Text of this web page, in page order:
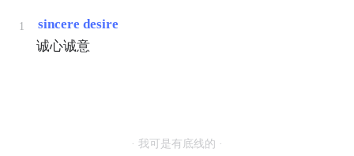
1
sincere desire
诚心诚意
· 我可是有底线的 ·